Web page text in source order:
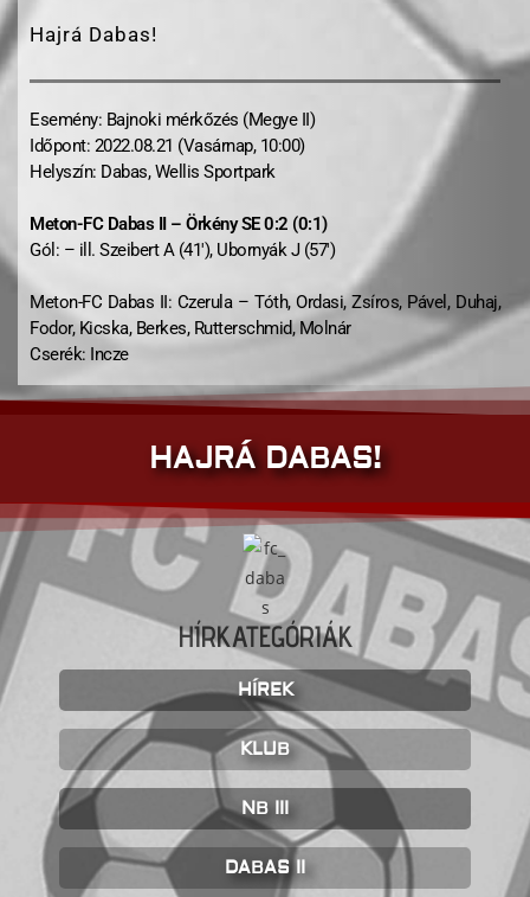
Hajrá Dabas!
Esemény: Bajnoki mérkőzés (Megye II)
Időpont: 2022.08.21 (Vasárnap, 10:00)
Helyszín: Dabas, Wellis Sportpark
Meton-FC Dabas II – Örkény SE 0:2 (0:1)
Gól: – ill. Szeibert A (41′), Ubornyák J (57′)
Meton-FC Dabas II: Czerula – Tóth, Ordasi, Zsíros, Pável, Duhaj,
Fodor, Kicska, Berkes, Rutterschmid, Molnár
Cserék: Incze
HAJRÁ DABAS!
HÍRKATEGÓRIÁK
HÍREK
KLUB
NB III
DABAS II